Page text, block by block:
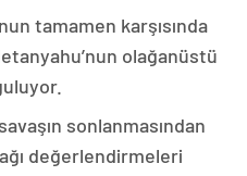
tamamen karşısında
olağanüstü
sonlanmasından
değerlendirmeleri